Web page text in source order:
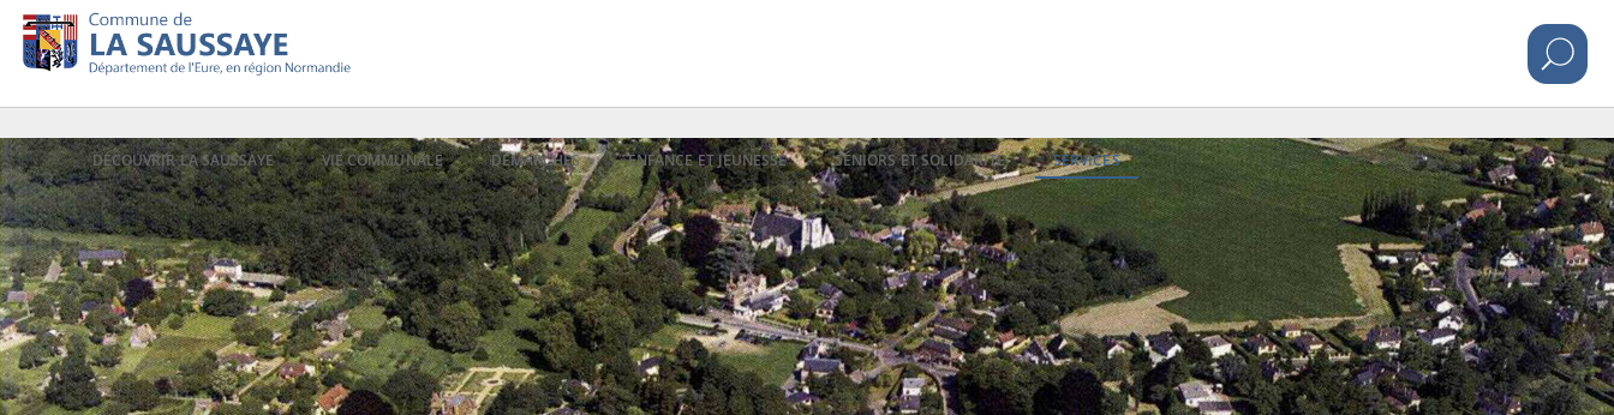
DÉCOUVRIR LA SAUSSAYE VIE COMMUNALE DÉMARCHES ENFANCE ET JEUNESSE SÉNIORS ET SOLIDARITÉ SERVICES